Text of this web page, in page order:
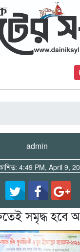
admin
4:49 PM, April 9,
সমৃদ্ধ হবে